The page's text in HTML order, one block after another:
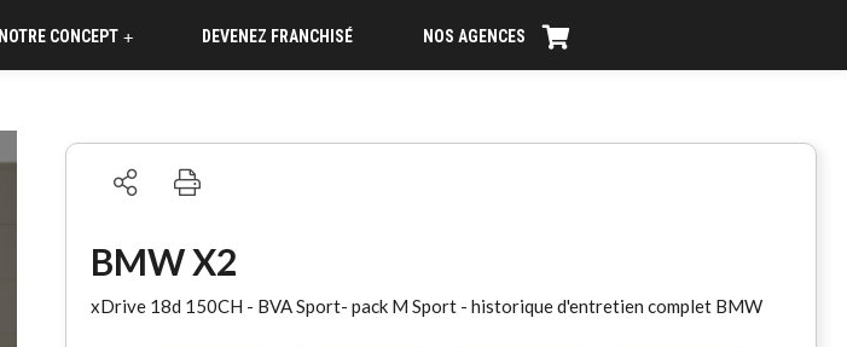
+
NOTRE CONCEPT DEVENEZ FRANCHISÉ NOS AGENCES
BMW X2
xDrive 18d 150CH - BVA Sport- pack M Sport - historique d'entretien complet BMW